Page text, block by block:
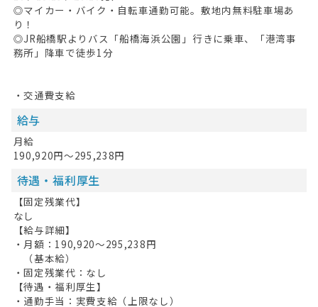
◎マイカー・バイク・自転車通勤可能。敷地内無料駐車場あ
り！
◎JR船橋駅よりバス「船橋海浜公園」行きに乗車、「港湾事
務所」降車で徒歩1分
・交通費支給
給与
月給
190,920円～295,238円
待遇・福利厚生
【固定残業代】
なし
【給与詳細】
・月額：190,920～295,238円
（基本給）
・固定残業代：なし
【待遇・福利厚生】
・通勤手当：実費支給（上限なし）